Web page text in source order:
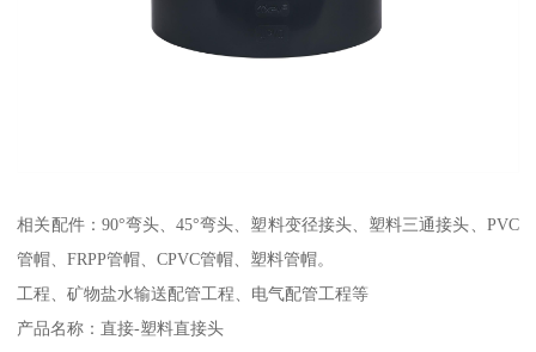
相关配件：90°弯头、45°弯头、塑料变径接头、塑料三通接头、PVC
管帽、FRPP管帽、CPVC管帽、塑料管帽。
工程、矿物盐水输送配管工程、电气配管工程等
产品名称：直接-塑料直接头